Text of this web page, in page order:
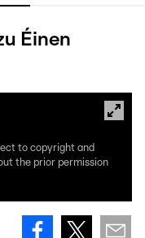
Éinen
to copyright and
the prior permission